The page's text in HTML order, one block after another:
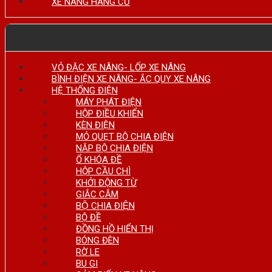
VỎ ĐẶC XE NÂNG- LỐP XE NÂNG
BÌNH ĐIỆN XE NÂNG- ẮC QUY XE NÂNG
HỆ THỐNG ĐIỆN
MÁY PHÁT ĐIỆN
HỘP ĐIỀU KHIỂN
KÈN ĐIỆN
MỎ QUẸT BỘ CHIA ĐIỆN
NẮP BỘ CHIA ĐIỆN
Ổ KHÓA ĐỀ
HỘP CẦU CHÌ
KHỞI ĐỘNG TỪ
GIẮC CẮM
BỘ CHIA ĐIỆN
BỘ ĐỀ
ĐỒNG HỒ HIỂN THỊ
BÓNG ĐÈN
RỜ LE
BU GI